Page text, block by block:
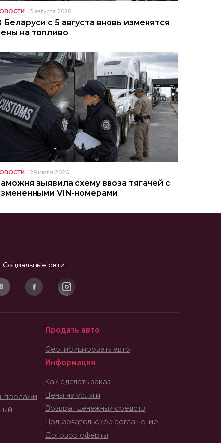
3 августа 2026
Беларуси с 5 августа вновь изменятся
на топливо
29 июля 2026
выявила схему ввоза тягачей с
VIN-номерами
Социальные сети
продажи
Продать авто
Сертифицировать авто
Информация
Как сделать заказ
Цены на услуги
Возврат денежных средств
Пользовательское соглашение
Договор оферты